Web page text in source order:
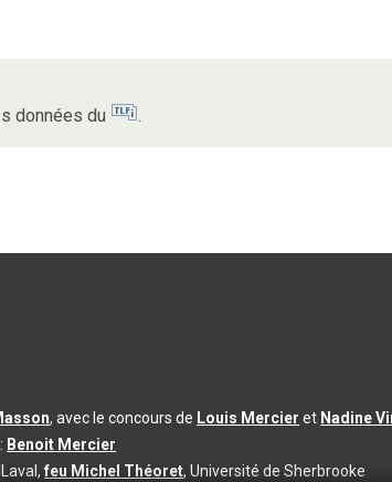
données du
.
, avec le concours de Louis Mercier et Nadine
: Benoit Mercier
feu Michel Théoret, Université de Sherbrooke